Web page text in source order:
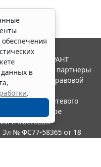
данных в
.
Система ГАРАНТ
"Гарант" и ее партнеры
ассоциации правовой
в качестве сетевого
надзору в сфере
и массовых
Эл № ФС77-58365 от 18